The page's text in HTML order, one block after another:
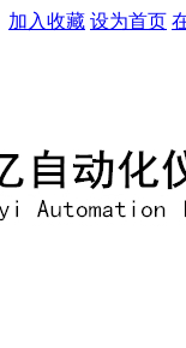
加入收藏 设为首页